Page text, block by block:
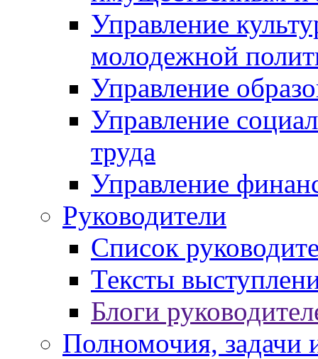
Управление
молодежной
Управление
Управление
труда
Управление
Руководители
Список
Тексты
Блоги
Полномочия, задачи